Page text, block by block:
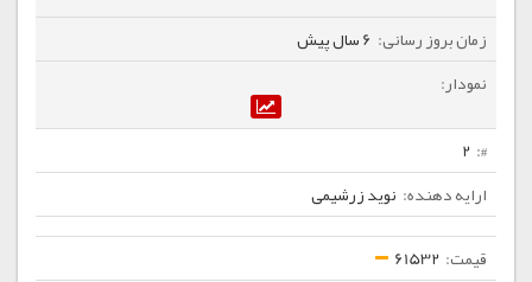
6 سال پیش
2
نوید زرشیمی
61532